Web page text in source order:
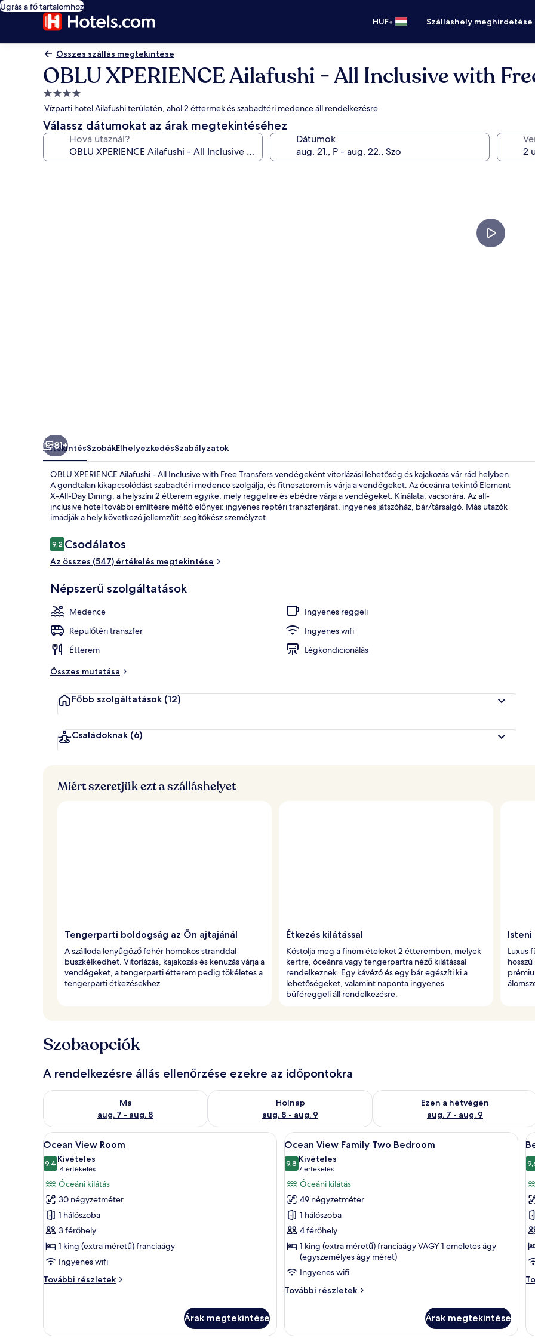
Ugrás a fő tartalomhoz
HUF• Szálláshely meghirdetése
Összes szállás megtekintése
OBLU XPERIENCE Ailafushi - All Inclusive with
4.0
csillagos
szálláshely
Vízparti hotel Ailafushi területén, ahol 2 éttermek és szabadtéri medence áll rendelkezésre
Válassz dátumokat az árak megtekintéséhez
Hová utaznál? Dátumok
Ocean View
81+
ÁttekintésSzobákElhelyezkedésSzabályzatok
OBLU XPERIENCE Ailafushi - All Inclusive with Free Transfers vendégeként vitorlázási lehetőség és kajakozás vár rád helyben.
A gondtalan kikapcsolódást szabadtéri medence szolgálja, és fitneszterem is várja a vendégeket. Az óceánra tekintő Element
X-All-Day Dining, a helyszíni 2 étterem egyike, mely reggelire és ebédre várja a vendégeket. Kínálata: vacsorára. Az all-
inclusive hotel további említésre méltó előnyei: ingyenes reptéri transzferjárat, ingyenes játszóház, bár/társalgó. Más utazók
imádják a hely következó jellemzőit: segítőkész személyzet.
Értékelések
9,29,2 ennyiből: 10
Csodálatos
Az összes (547) értékelés megtekintése
Népszerű szolgáltatások
Medence
Ingyenes reggeli
Repülőtéri transzfer
Ingyenes wifi
Étterem
Légkondicionálás
Összes mutatása
Főbb szolgáltatások (12)
Családoknak (6)
Miért szeretjük ezt a szálláshelyet
Tengerparti boldogság az Ön ajtajánál
A szálloda lenyűgöző fehér homokos stranddal
büszkélkedhet. Vitorlázás, kajakozás és kenuzás várja a
vendégeket, a tengerparti étterem pedig tökéletes a
tengerparti étkezésekhez.
Étkezés kilátással
Kóstolja meg a finom ételeket 2 étteremben, melyek
kertre, óceánra vagy tengerpartra néző kilátással
rendelkeznek. Egy kávézó és egy bár egészíti ki a
lehetőségeket, valamint naponta ingyenes
büféreggeli áll rendelkezésre.
Isteni
Luxus
Szobaopciók
A rendelkezésre állás ellenőrzése ezekre az időpontokra
Ma
aug. 7 - aug. 8
A ma esti rendelkezésre állás ellenőrzése: aug. 7 - aug. 8
Holnap
aug. 8 - aug. 9
A holnapi rendelkezésre állás ellenőrzése: aug. 8 - aug. 9
Ezen a hétvégén
aug. 7 - aug. 9
A mostani hétvégi rendelkezésre állás
A
következő
szoba
összes
képének
megtekintése:
Ocean
View
Room
Egy modern hálószoba, melyben egy nagy ágy, egy mennyezeti ventilátor és egy a falra szerelt televízió
6
Ocean View Room
9,410-ből 9,4
Kivételes
14 értékelés
(14
értékelés)
Óceáni kilátás
30 négyzetméter
1 hálószoba
3 férőhely
1 king (extra méretű) franciaágy
Ingyenes wifi
További részletek
Ocean
Árak megtekintése
A
következő
szoba
összes
képének
megtekintése:
Ocean
View
Family
Two
Bedroom
Egy modern hálószoba, amelyben
7
Ocean View Family Two Bedroom
9,810-ből 9,8
Kivételes
7 értékelés
(7
értékelés)
Óceáni kilátás
49 négyzetméter
1 hálószoba
4 férőhely
1 king (extra méretű) franciaágy VAGY 1 emeletes ágy
(egyszemélyes ágy méret)
Ingyenes wifi
További részletek
Ocean
Bedroom
Árak megtekintése
A